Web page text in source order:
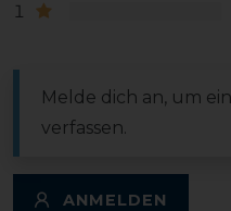
1
Melde dich an, um
verfassen.
ANMELDEN